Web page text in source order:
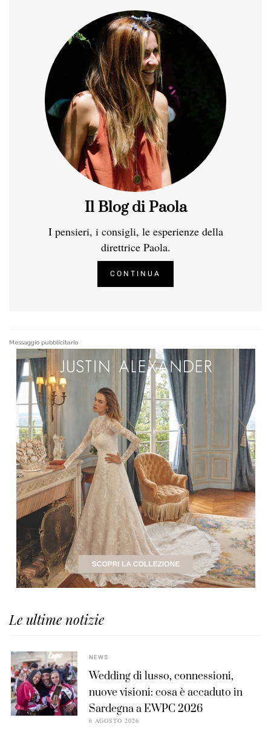
Il Blog di Paola
I pensieri, i consigli, le esperienze della
direttrice Paola.
CONTINUA
Messaggio pubblicitario
Le ultime notizie
NEWS
Wedding di lusso, connessioni,
nuove visioni: cosa è accaduto in
Sardegna a EWPC 2026
6 AGOSTO 2026